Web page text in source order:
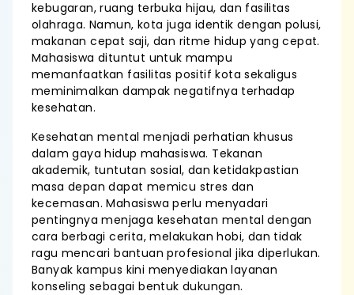
kebugaran, ruang terbuka hijau, dan fasilitas
olahraga. Namun, kota juga identik dengan polusi,
makanan cepat saji, dan ritme hidup yang cepat.
Mahasiswa dituntut untuk mampu
memanfaatkan fasilitas positif kota sekaligus
meminimalkan dampak negatifnya terhadap
kesehatan.
Kesehatan mental menjadi perhatian khusus
dalam gaya hidup mahasiswa. Tekanan
akademik, tuntutan sosial, dan ketidakpastian
masa depan dapat memicu stres dan
kecemasan. Mahasiswa perlu menyadari
pentingnya menjaga kesehatan mental dengan
cara berbagi cerita, melakukan hobi, dan tidak
ragu mencari bantuan profesional jika diperlukan.
Banyak kampus kini menyediakan layanan
konseling sebagai bentuk dukungan.